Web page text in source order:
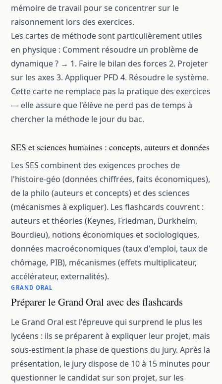
mémoire de travail pour se concentrer sur le
raisonnement lors des exercices.
Les cartes de méthode sont particulièrement utiles
en physique : Comment résoudre un problème de
dynamique ? → 1. Faire le bilan des forces 2. Projeter
sur les axes 3. Appliquer PFD 4. Résoudre le système.
Cette carte ne remplace pas la pratique des exercices
— elle assure que l'élève ne perd pas de temps à
chercher la méthode le jour du bac.
SES et sciences humaines : concepts, auteurs et données
Les SES combinent des exigences proches de
l'histoire-géo (données chiffrées, faits économiques),
de la philo (auteurs et concepts) et des sciences
(mécanismes à expliquer). Les flashcards couvrent :
auteurs et théories (Keynes, Friedman, Durkheim,
Bourdieu), notions économiques et sociologiques,
données macroéconomiques (taux d'emploi, taux de
chômage, PIB), mécanismes (effets multiplicateur,
accélérateur, externalités).
GRAND ORAL
Préparer le Grand Oral avec des flashcards
Le Grand Oral est l'épreuve qui surprend le plus les
lycéens : ils se préparent à expliquer leur projet, mais
sous-estiment la phase de questions du jury. Après la
présentation, le jury dispose de 10 à 15 minutes pour
questionner le candidat sur son projet, sur les